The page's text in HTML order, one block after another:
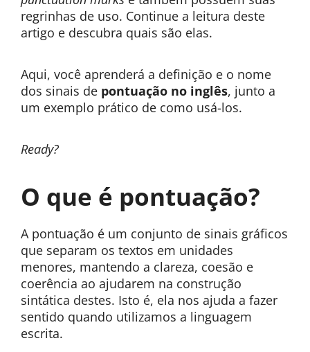
regrinhas de uso. Continue a leitura deste
artigo e descubra quais são elas.
Aqui, você aprenderá a definição e o nome
dos sinais de pontuação no inglês, junto a
um exemplo prático de como usá-los.
Ready?
O que é pontuação?
A pontuação é um conjunto de sinais gráficos
que separam os textos em unidades
menores, mantendo a clareza, coesão e
coerência ao ajudarem na construção
sintática destes. Isto é, ela nos ajuda a fazer
sentido quando utilizamos a linguagem
escrita.